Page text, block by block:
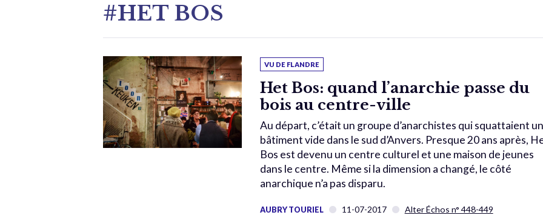
#HET BOS
VU DE FLANDRE
Het Bos: quand l’anarchie passe du
bois au centre-ville
Au départ, c’était un groupe d’anarchistes qui squattaient un
bâtiment vide dans le sud d’Anvers. Presque 20 ans après,
Bos est devenu un centre culturel et une maison de jeunes
dans le centre. Même si la dimension a changé, le côté
anarchique n’a pas disparu.
AUBRY TOURIEL 11-07-2017 Alter Échos n° 448-449